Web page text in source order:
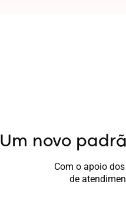
Um novo
Com o apoio
de